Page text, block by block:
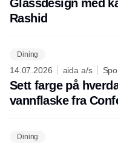
Glassdesign med
Rashid
Dining
14.07.2026 aida a/s
Sett farge på
vannflaske fra
Dining